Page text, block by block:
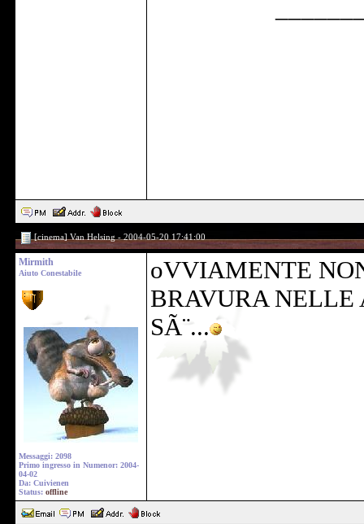
[cinema] Van Helsing - 2004-05-20 17:41:00
Mirmith
Aiuto Conestabile
Messaggi: 2098
Primo ingresso in Numenor: 2004-
04-02
Da: Cuivienen
Status: offline
oVVIAMENTE
BRAVURA
SÃ¨...